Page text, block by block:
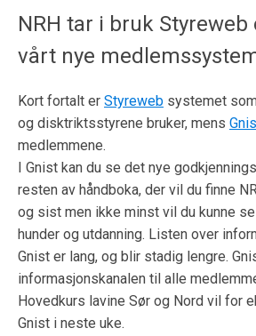
NRH tar i bruk Styreweb
vårt nye
Kort fortalt er Styreweb systemet
og disktriktsstyrene bruker, mens
medlemmene.
I Gnist kan du se det nye
resten av håndboka, der vil du finne
og sist men ikke minst vil du kunne
hunder og utdanning. Listen over
Gnist er lang, og blir stadig lengre.
informasjonskanalen til alle
Hovedkurs lavine Sør og Nord vil for
Gnist i neste uke.